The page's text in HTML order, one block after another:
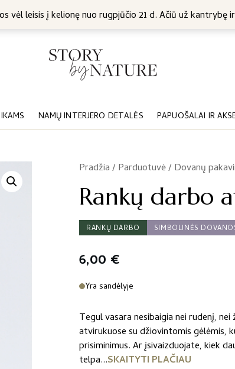
vėl leisis į kelionę nuo rugpjūčio 21 d. Ačiū už kantrybę
NAMŲ INTERJERO DETALĖS PAPUOŠALAI IR
Pradžia/Parduotuvė/Dovanų
/
Rankų darbo
RANKŲ DARBO SIMBOLINĖS
6,00 €
Yra sandėlyje
Tegul vasara nesibaigia nei rudenį,
atvirukuose su džiovintomis gėlėmis,
prisiminimus. Ar įsivaizduojate, kiek
telpa...SKAITYTI PLAČIAU